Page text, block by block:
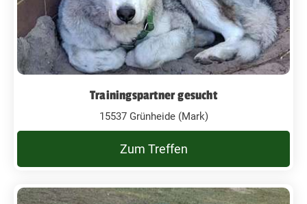
Trainingspartner gesucht
15537 Grünheide (Mark)
Zum Treffen